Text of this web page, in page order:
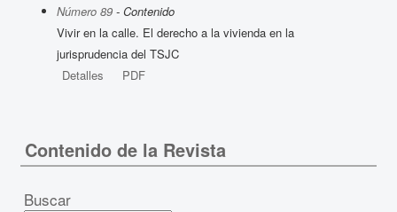
Número 89- Contenido
Vivir en la calle. El derecho a la vivienda en la
jurisprudencia del TSJC
Detalles
PDF
Contenido de la Revista
Buscar